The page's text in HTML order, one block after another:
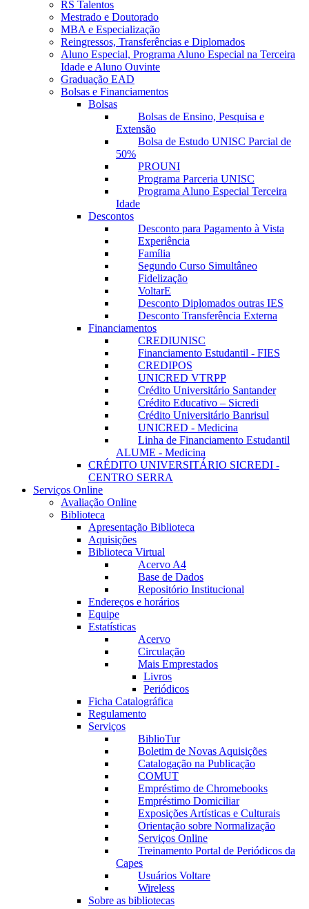
RS Talentos
Mestrado e Doutorado
MBA e Especialização
Reingressos, Transferências e Diplomados
Aluno Especial, Programa Aluno Especial na Terceira
Idade e Aluno Ouvinte
Graduação EAD
Bolsas e Financiamentos
Bolsas
Bolsas de Ensino, Pesquisa e
Extensão
Bolsa de Estudo UNISC Parcial de
50%
PROUNI
Programa Parceria UNISC
Programa Aluno Especial Terceira
Idade
Descontos
Desconto para Pagamento à Vista
Experiência
Família
Segundo Curso Simultâneo
Fidelização
VoltarE
Desconto Diplomados outras IES
Desconto Transferência Externa
Financiamentos
CREDIUNISC
Financiamento Estudantil - FIES
CREDIPOS
UNICRED VTRPP
Crédito Universitário Santander
Crédito Educativo – Sicredi
Crédito Universitário Banrisul
UNICRED - Medicina
Linha de Financiamento Estudantil
ALUME - Medicina
CRÉDITO UNIVERSITÁRIO SICREDI -
CENTRO SERRA
Serviços Online
Avaliação Online
Biblioteca
Apresentação Biblioteca
Aquisições
Biblioteca Virtual
Acervo A4
Base de Dados
Repositório Institucional
Endereços e horários
Equipe
Estatísticas
Acervo
Circulação
Mais Emprestados
Livros
Periódicos
Ficha Catalográfica
Regulamento
Serviços
BiblioTur
Boletim de Novas Aquisições
Catalogação na Publicação
COMUT
Empréstimo de Chromebooks
Empréstimo Domiciliar
Exposições Artísticas e Culturais
Orientação sobre Normalização
Serviços Online
Treinamento Portal de Periódicos da
Capes
Usuários Voltare
Wireless
Sobre as bibliotecas